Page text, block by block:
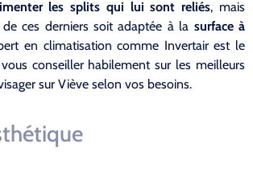
les splits qui lui sont reliés, mais
ces derniers soit adaptée à la surface à
en climatisation comme Invertair est le
conseiller habilement sur les meilleurs
sur Viève selon vos besoins.